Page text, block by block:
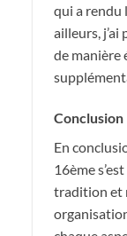
qui a rendu
ailleurs, j’ai
de manière
Conclusion
En
16ème
tradition et